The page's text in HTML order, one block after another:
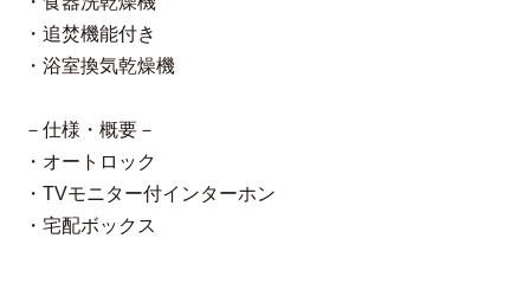
・追焚機能付き
・浴室換気乾燥機
－仕様・概要－
・オートロック
・TVモニター付インターホン
・宅配ボックス